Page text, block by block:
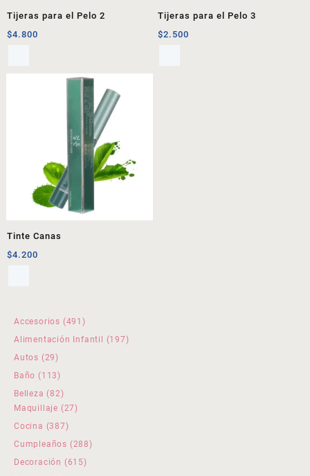
Tijeras para el Pelo 2
$4.800
Tijeras para el Pelo 3
$2.500
Tinte Canas
$4.200
Accesorios 491 491
productos
Alimentación Infantil 197197
Autos 2929
productos
Baño 113113
productos
Belleza 8282
productos
Maquillaje 2727
Cocina 387387
productos
Cumpleaños 288288
Decoración 615615